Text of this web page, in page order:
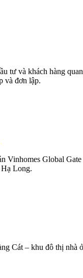
tư và khách hàng
và đơn lập.
Vinhomes Global
Long.
Cát – khu đô thị